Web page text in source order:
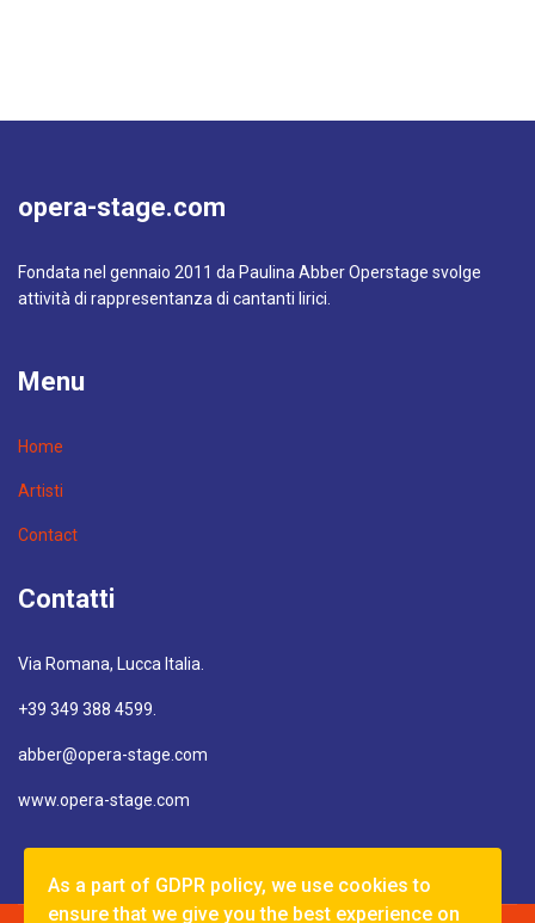
opera-stage.com
Fondata nel gennaio 2011 da Paulina Abber Operstage svolge
attività di rappresentanza di cantanti lirici.
Menu
Home
Artisti
Contact
Contatti
Via Romana, Lucca Italia.
+39 349 388 4599.
abber@opera-stage.com
www.opera-stage.com
As a part of GDPR policy, we use cookies to
ensure that we give you the best experience on